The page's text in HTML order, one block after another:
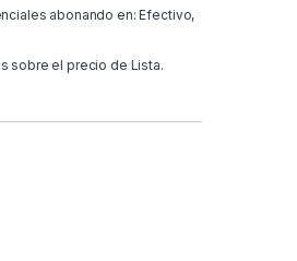
abonando en: Efectivo,
sobre el precio de Lista.